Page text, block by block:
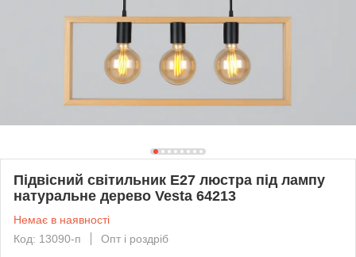
Підвісний світильник Е27 люстра під лампу
натуральне дерево Vesta 64213
Немає в наявності
Код: 13090-п
Опт і роздріб